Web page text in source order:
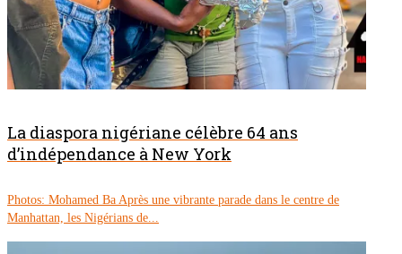
La diaspora nigériane célèbre 64 ans
d’indépendance à New York
Photos: Mohamed Ba Après une vibrante parade dans le centre de
Manhattan, les Nigérians de...